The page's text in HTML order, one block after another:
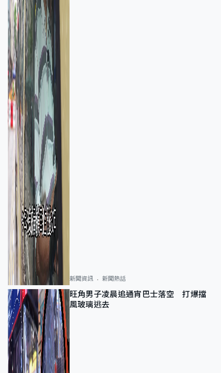
新聞資訊 新聞熱話
旺角男子凌晨追通宵巴士落空 打爆擋
風玻璃逃去